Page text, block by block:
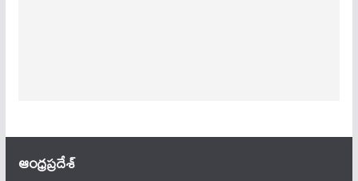
ఆంధ్ర‌ప్ర‌దేశ్